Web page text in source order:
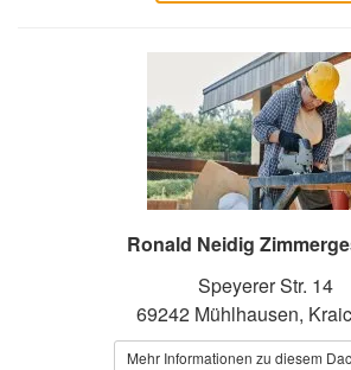
Ronald Neidig
Speyerer Str. 14
69242 Mühlhausen,
Mehr Informationen zu diesem